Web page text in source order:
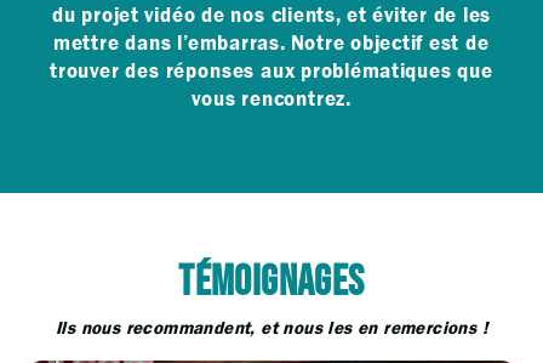
du projet vidéo de nos clients, et éviter de les
mettre dans l’embarras. Notre objectif est de
trouver des réponses aux problématiques que
vous rencontrez.
TÉMOIGNAGES
Ils nous recommandent, et nous les en remercions !